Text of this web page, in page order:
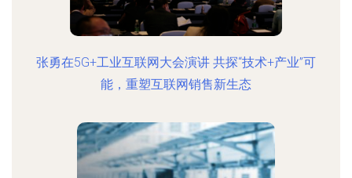
张勇在5G+工业互联网大会演讲 共探“技术+产业”可
能，重塑互联网销售新生态